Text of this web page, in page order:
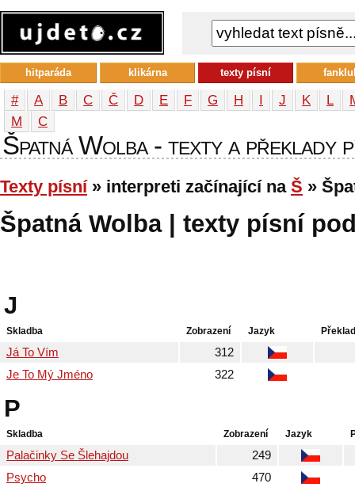
# A B C Č D E F G H I J K L
М
С
Špatná Wolba - texty a překlady
Texty písní» interpreti začínající na Š »
Špatná Wolba | texty písní
J
Skladba Zobrazení Jazyk Překlad
Já To Vím
312
Je To Mý Jméno
322
P
Skladba Zobrazení Jazyk
Palačinky Se Šlehajdou
249
Psycho
470
hitparáda klikárna texty písní